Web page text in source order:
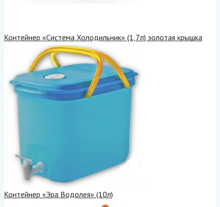
Контейнер «Система Холодильник» (1,7л) золотая крышка
Контейнер «Эра Водолея» (10л)